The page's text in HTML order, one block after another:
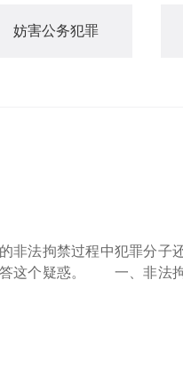
妨害公务犯罪
法拘禁过程中犯罪分子
解答这个疑惑。 一、非